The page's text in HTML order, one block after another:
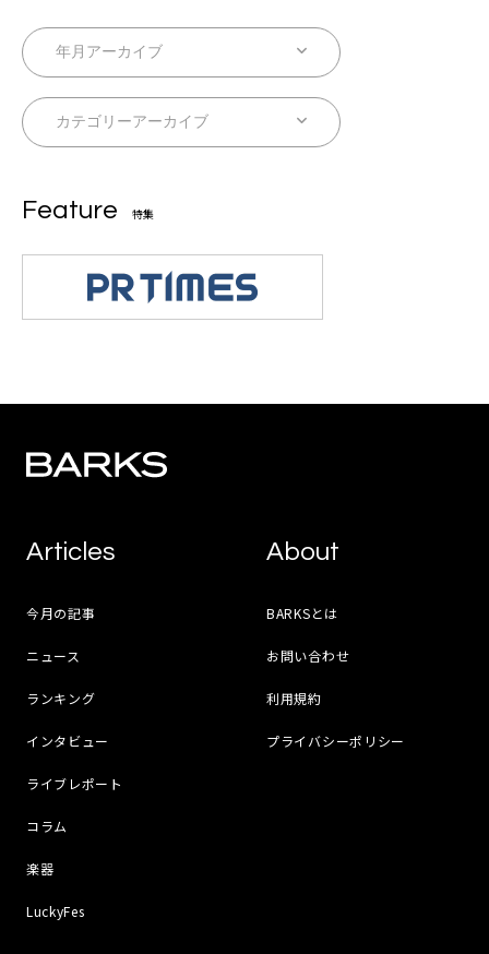
Feature 特集
Articles
今月の記事
ニュース
ランキング
インタビュー
ライブレポート
コラム
楽器
LuckyFes
About
BARKSとは
お問い合わせ
利用規約
プライバシーポリシー